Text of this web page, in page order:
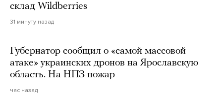
склад Wildberries
31 минуту назад
Губернатор сообщил о «самой массовой
атаке» украинских дронов на Ярославскую
область. На НПЗ пожар
час назад